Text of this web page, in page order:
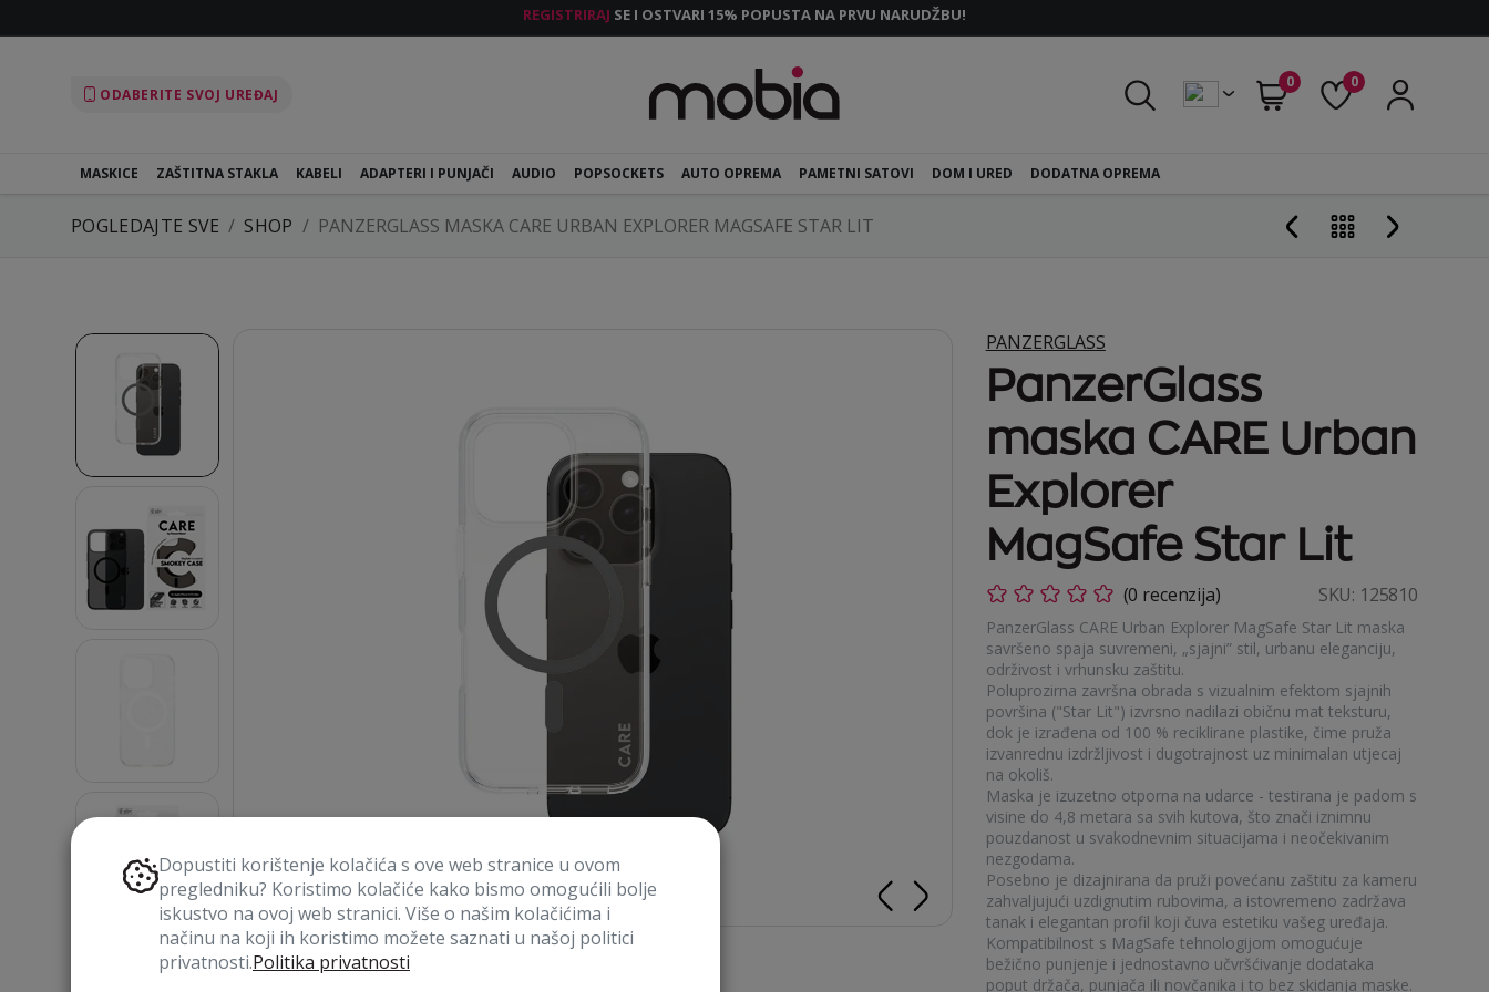
REGISTRIRAJ SE I OSTVARI 15% POPUSTA NA PRVU NARUDŽBU!
ODABERITE SVOJ UREĐAJ
0 0
MASKICE ZAŠTITNA STAKLA KABELI ADAPTERI I PUNJAČI AUDIO POPSOCKETS AUTO OPREMA PAMETNI SATOVI DOM I URED DODATNA OPREMA
POGLEDAJTE SVE SHOP PANZERGLASS MASKA CARE URBAN EXPLORER MAGSAFE STAR LIT
PANZERGLASS
PanzerGlass
maska CARE Urban
Explorer
MagSafe Star Lit
(0 recenzija) SKU: 125810
PanzerGlass CARE Urban Explorer MagSafe Star Lit maska
savršeno spaja suvremeni, „sjajni” stil, urbanu eleganciju,
održivost i vrhunsku zaštitu.
Poluprozirna završna obrada s vizualnim efektom sjajnih
površina ("Star Lit") izvrsno nadilazi običnu mat teksturu,
dok je izrađena od 100 % reciklirane plastike, čime pruža
izvanrednu izdržljivost i dugotrajnost uz minimalan utjecaj
na okoliš.
Maska je izuzetno otporna na udarce - testirana je padom s
visine do 4,8 metara sa svih kutova, što znači iznimnu
pouzdanost u svakodnevnim situacijama i neočekivanim
nezgodama.
Posebno je dizajnirana da pruži povećanu zaštitu za kameru
zahvaljujući uzdignutim rubovima, a istovremeno zadržava
tanak i elegantan profil koji čuva estetiku vašeg uređaja.
Kompatibilnost s MagSafe tehnologijom omogućuje
bežično punjenje i jednostavno učvršćivanje dodataka
poput držača, punjača ili novčanika i to bez skidanja maske.
Dopustiti korištenje kolačića s ove web stranice u ovom
pregledniku? Koristimo kolačiće kako bismo omogućili bolje
iskustvo na ovoj web stranici. Više o našim kolačićima i
načinu na koji ih koristimo možete saznati u našoj politici
privatnosti.Politika privatnosti